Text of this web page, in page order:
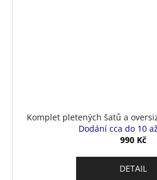
Komplet pletených šatů a
Dodání cca do 10
990 Kč
DETAIL